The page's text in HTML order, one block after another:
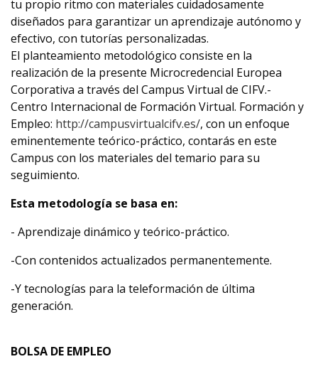
tu propio ritmo con materiales cuidadosamente
diseñados para garantizar un aprendizaje autónomo y
efectivo, con tutorías personalizadas.
El planteamiento metodológico consiste en la
realización de la presente Microcredencial Europea
Corporativa a través del Campus Virtual de CIFV.-
Centro Internacional de Formación Virtual. Formación y
Empleo: http://campusvirtualcifv.es/, con un enfoque
eminentemente teórico-práctico, contarás en este
Campus con los materiales del temario para su
seguimiento.
Esta metodología se basa en:
- Aprendizaje dinámico y teórico-práctico.
-Con contenidos actualizados permanentemente.
-Y tecnologías para la teleformación de última
generación.
BOLSA DE EMPLEO